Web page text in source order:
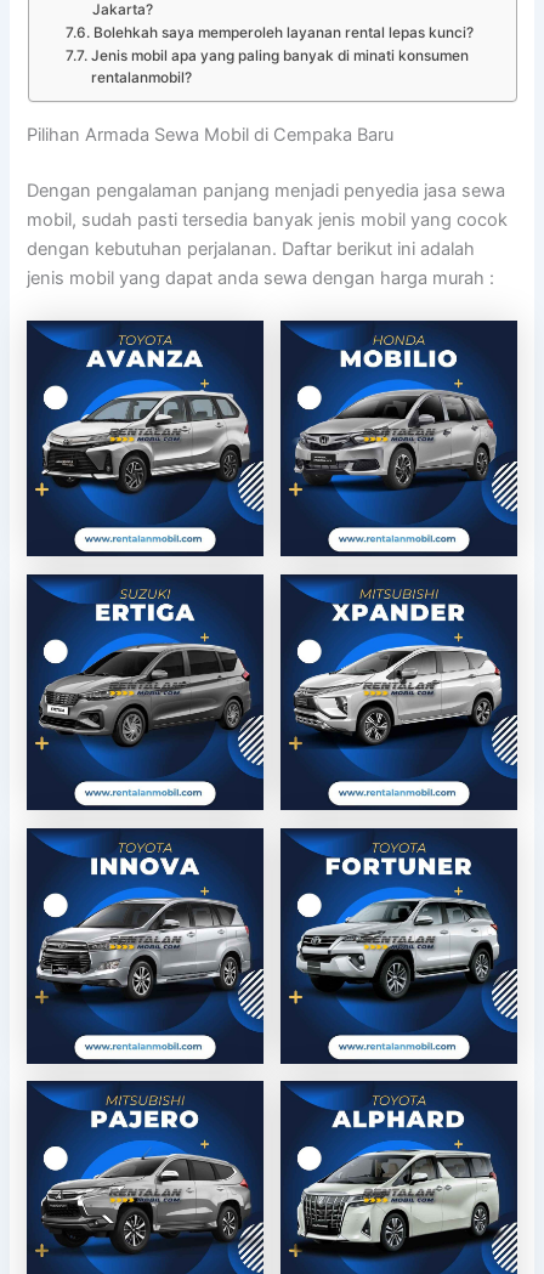
Jakarta?
Bolehkah saya memperoleh layanan rental lepas kunci?
Jenis mobil apa yang paling banyak di minati konsumen
rentalanmobil?
Pilihan Armada Sewa Mobil di Cempaka Baru
Dengan pengalaman panjang menjadi penyedia jasa sewa
mobil, sudah pasti tersedia banyak jenis mobil yang cocok
dengan kebutuhan perjalanan. Daftar berikut ini adalah
jenis mobil yang dapat anda sewa dengan harga murah :